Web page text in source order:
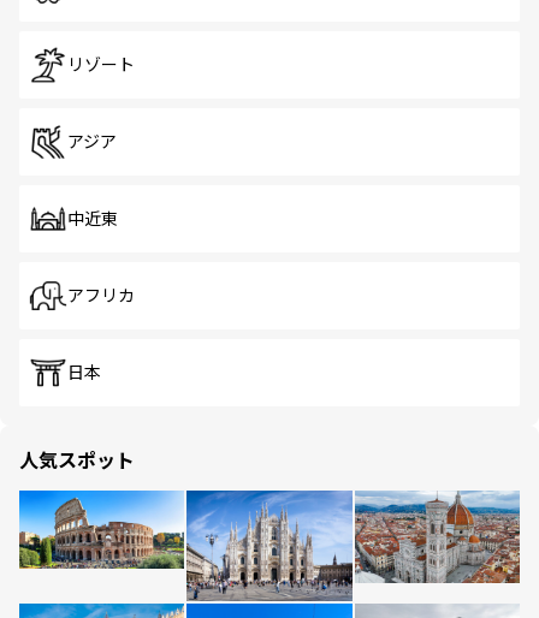
リゾート
アジア
中近東
アフリカ
日本
人気スポット